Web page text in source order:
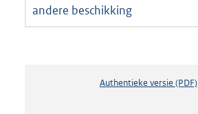
andere beschikking
Authentieke versie (PDF)b